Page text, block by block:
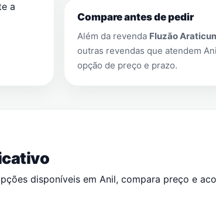
a
Compare antes de pedir
Além da revenda Fluzão
outras revendas que atendem
opção de preço e prazo.
disponíveis em Anil, compara preço e